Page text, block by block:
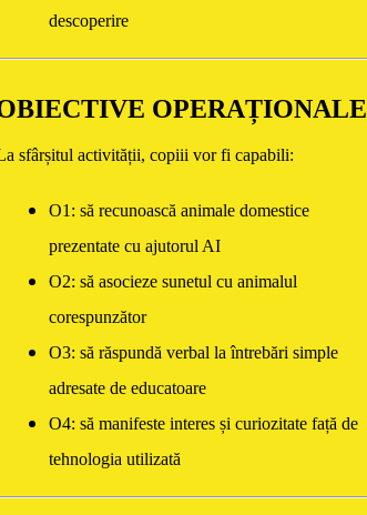
descoperire
OPERAȚIONALE
sfârșitul activității, copiii vor fi capabili:
O1: să recunoască animale domestice
prezentate cu ajutorul AI
O2: să asocieze sunetul cu animalul
corespunzător
O3: să răspundă verbal la întrebări simple
adresate de educatoare
O4: să manifeste interes și curiozitate față de
tehnologia utilizată